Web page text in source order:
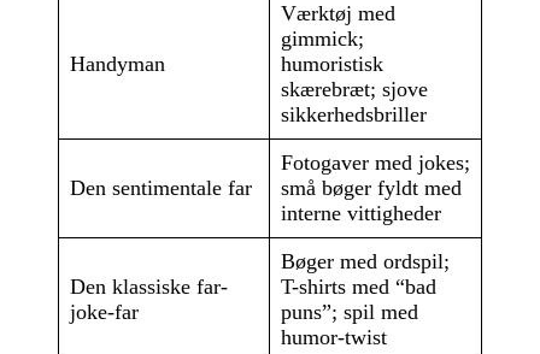
Handyman
Værktøj med
gimmick;
humoristisk
skærebræt; sjove
sikkerhedsbriller
Den sentimentale far
Fotogaver med jokes;
små bøger fyldt med
interne vittigheder
Den klassiske far-
joke-far
Bøger med ordspil;
T-shirts med “bad
puns”; spil med
humor-twist